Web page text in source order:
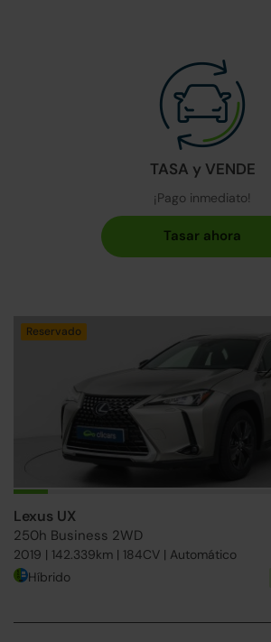
TASA y VENDE
¡Pago inmediato!
Reservado
Lexus UX
250h Business 2WD
2019 | 142.339km | 184CV | Automático
Híbrido